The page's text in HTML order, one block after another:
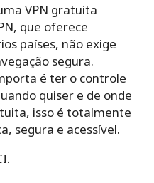
VPN gratuita
que oferece
países, não exige
segura.
é ter o controle
quiser e de onde
isso é totalmente
segura e acessível.